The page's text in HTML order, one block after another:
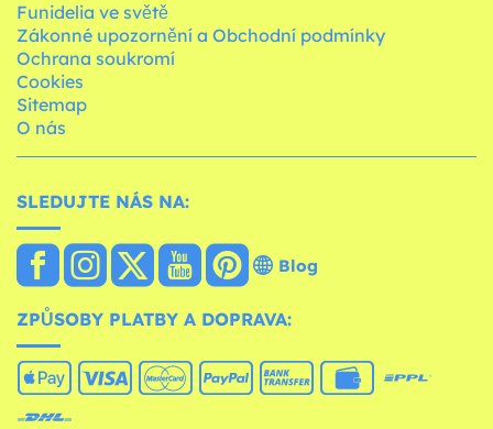
Funidelia ve světě
Zákonné upozornění a Obchodní podmínky
Ochrana soukromí
Cookies
Sitemap
O nás
SLEDUJTE NÁS NA:
Blog
ZPŮSOBY PLATBY A DOPRAVA: